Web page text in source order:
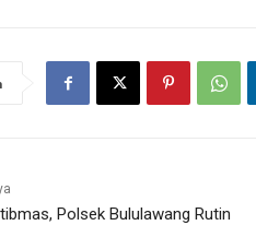
Polsek Bululawang Rutin